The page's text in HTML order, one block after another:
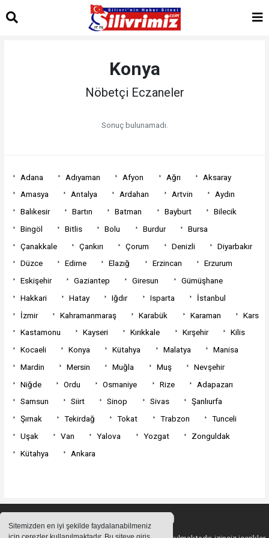
Sitemizden en iyi şekilde faydalanabilmeniz
Konya
Nöbetçi Eczaneler
Sonuç bulunamadı.
Adana Adıyaman Afyon Ağrı
Aksaray
Amasya
Antalya Ardahan Artvin
Aydın
Balıkesir
Bartın Batman Bayburt
Bilecik
Bingöl
Bitlis Bolu Burdur
Bursa
Çanakkale
Çankırı Çorum Denizli
Diyarbakır
Düzce
Edirne Elazığ Erzincan
Erzurum
Eskişehir
Gaziantep Giresun
Gümüşhane
Hakkari
Hatay Iğdır Isparta
İstanbul
İzmir
Kahramanmaraş Karabük Karaman
Kars
Kastamonu
Kayseri Kırıkkale Kırşehir
Kilis
Kocaeli
Konya Kütahya Malatya
Manisa
Mardin
Mersin Muğla Muş
Nevşehir
Niğde
Ordu Osmaniye Rize
Adapazarı
Samsun
Siirt Sinop Sivas
Şanlıurfa
Şırnak
Tekirdağ Tokat Trabzon
Tunceli
Uşak
Van Yalova Yozgat
Zonguldak
Kütahya
Ankara